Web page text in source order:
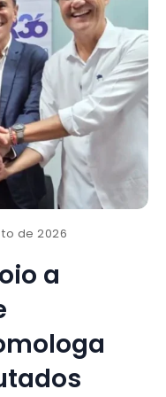
de 2026
a